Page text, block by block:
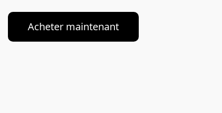
Acheter maintenant